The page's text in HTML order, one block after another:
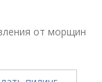
от морщин